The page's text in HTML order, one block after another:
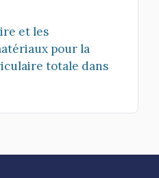
et les
pour la
totale dans